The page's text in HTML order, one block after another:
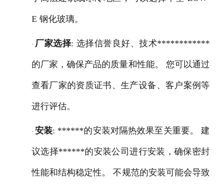
E 钢化玻璃。
· 厂家选择: 选择信誉良好、技术************
的厂家，确保产品的质量和性能。 您可以通过
查看厂家的资质证书、生产设备、客户案例等
进行评估。
· 安装: ******的安装对隔热效果至关重要。 建
议选择******的安装公司进行安装，确保密封
性能和结构稳定性。 不规范的安装可能会导致